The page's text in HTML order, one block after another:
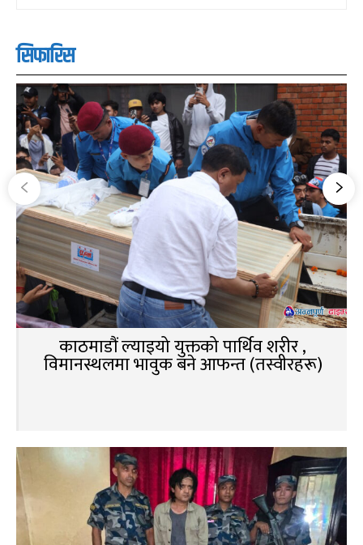
सिफारिस
काठमाडौं ल्याइयो युक्तको पार्थिव शरीर ,
विमानस्थलमा भावुक बने आफन्त (तस्वीरहरू)